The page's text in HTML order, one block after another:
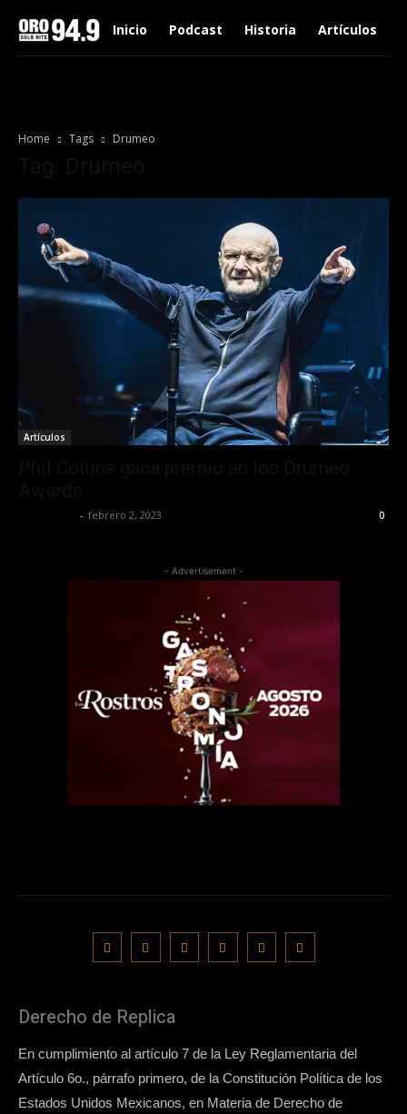
Inicio Podcast Historia Artículos
Home Tags Drumeo
Artículos
- febrero 2, 2023 0
- Advertisement -
Derecho de Replica
En cumplimiento al artículo 7 de la Ley Reglamentaria del
Artículo 6o., párrafo primero, de la Constitución Política de los
Estados Unidos Mexicanos, en Materia de Derecho de